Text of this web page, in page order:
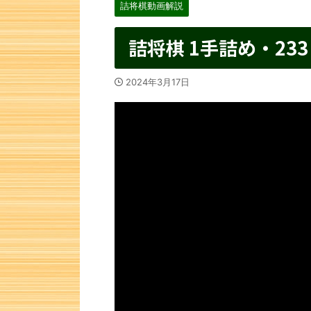
詰将棋動画解説
詰将棋 1手詰め・
2024年3月17日